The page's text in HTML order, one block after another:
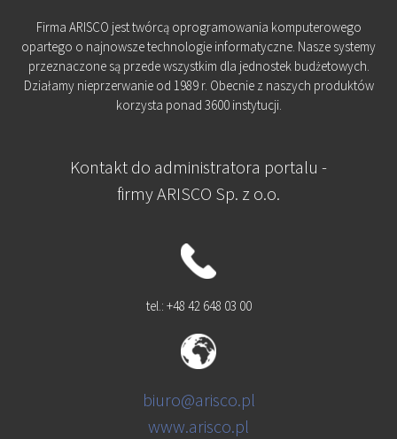
Firma ARISCO jest twórcą oprogramowania komputerowego
opartego o najnowsze technologie informatyczne. Nasze systemy
przeznaczone są przede wszystkim dla jednostek budżetowych.
Działamy nieprzerwanie od 1989 r. Obecnie z naszych produktów
korzysta ponad 3600 instytucji.
Kontakt do administratora portalu -
firmy ARISCO Sp. z o.o.
tel.: +48 42 648 03 00
biuro@arisco.pl
www.arisco.pl